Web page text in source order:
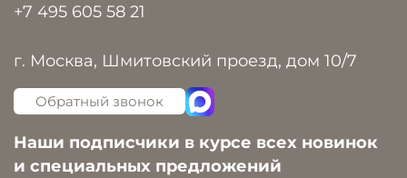
+7 495 605 58 21
г. Москва, Шмитовский проезд, дом 10/7
Обратный звонок
Наши подписчики в курсе всех новинок
и специальных предложений